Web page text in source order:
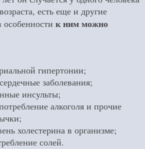
есть еще и другие
к ним можно
гипертонии;
заболевания;
инсульты;
алкоголя и прочие
холестерина в организме;
солей.